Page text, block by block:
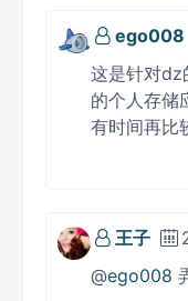
ego008
这是针对dz
的个人存储
有时间再比
王子
@ego008